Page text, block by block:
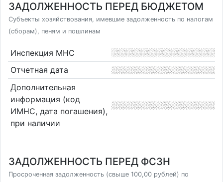
ЗАДОЛЖЕННОСТЬ ПЕРЕД БЮДЖЕТОМ
Субъекты хозяйствования, имевшие задолженность по налогам
(сборам), пеням и пошлинам
Инспекция МНС
Отчетная дата
Дополнительная
информация (код
ИМНС, дата погашения),
при наличии
ЗАДОЛЖЕННОСТЬ ПЕРЕД ФСЗН
Просроченная задолженность (свыше 100,00 рублей) по